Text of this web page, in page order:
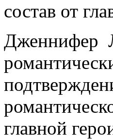
состав от
Дженнифер
главной